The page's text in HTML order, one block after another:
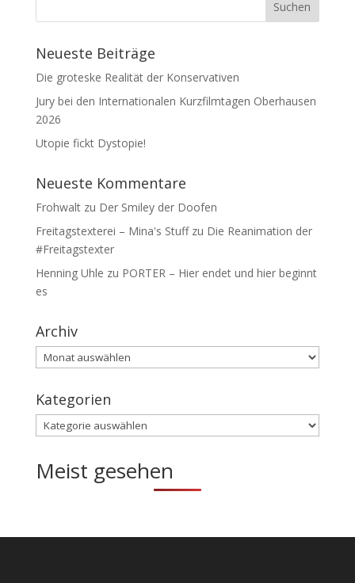
Neueste Beiträge
Die groteske Realität der Konservativen
Jury bei den Internationalen Kurzfilmtagen Oberhausen
2026
Utopie fickt Dystopie!
Neueste Kommentare
Frohwaltzu Der Smiley der Doofen
Freitagstexterei – Mina's Stuffzu Die Reanimation der
#Freitagstexter
Henning Uhle zu PORTER – Hier endet und hier beginnt
es
Archiv
Archiv
Kategorien
Kategorien
Meist gesehen